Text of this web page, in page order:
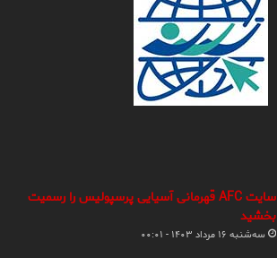
سایت AFC قهرمانی آسیایی پرسپولیس را رسمیت
بخشید
سه‌شنبه ۱۶ مرداد ۱۴۰۳ - ۰۰:۰۱